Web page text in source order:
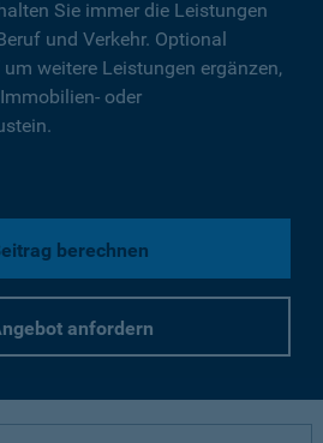
Sie immer die Leistungen
und Verkehr. Optional
weitere Leistungen ergänzen,
oder
berechnen
anfordern